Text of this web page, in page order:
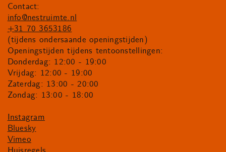
Contact:
info@nestruimte.nl
+31 70 3653186
(tijdens ondersaande openingstijden)
Openingstijden tijdens tentoonstellingen:
Donderdag: 12:00 - 19:00
Vrijdag: 12:00 - 19:00
Zaterdag: 13:00 - 20:00
Zondag: 13:00 - 18:00
Instagram
Bluesky
Vimeo